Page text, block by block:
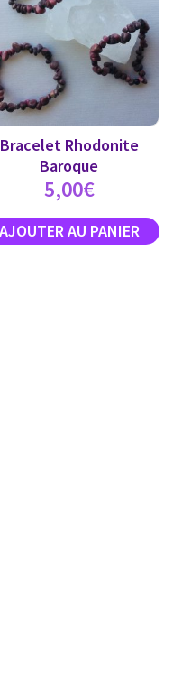
Bracelet Rhodonite
Baroque
5,00€